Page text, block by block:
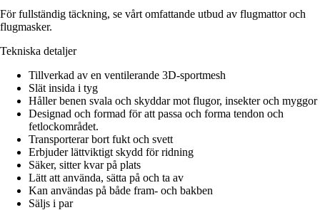
För fullständig täckning, se vårt omfattande utbud av flugmattor och
flugmasker.
Tekniska detaljer
Tillverkad av en ventilerande 3D-sportmesh
Slät insida i tyg
Håller benen svala och skyddar mot flugor, insekter och myggor
Designad och formad för att passa och forma tendon och
fetlockområdet.
Transporterar bort fukt och svett
Erbjuder lättviktigt skydd för ridning
Säker, sitter kvar på plats
Lätt att använda, sätta på och ta av
Kan användas på både fram- och bakben
Säljs i par